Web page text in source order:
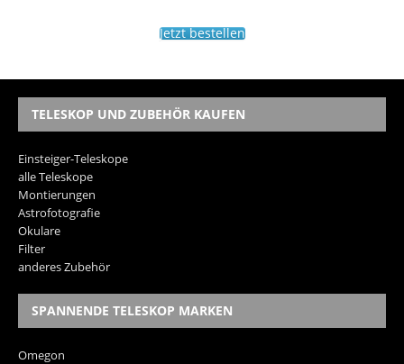
Jetzt bestellen
TELESKOP UND ZUBEHÖR KAUFEN
Einsteiger-Teleskope
alle Teleskope
Montierungen
Astrofotografie
Okulare
Filter
anderes Zubehör
SPANNENDE TELESKOP MARKEN
Omegon